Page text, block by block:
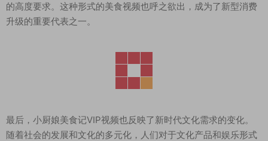
的高度要求。这种形式的美食视频也呼之欲出，成为了新型消费
升级的重要代表之一。
最后，小厨娘美食记VIP视频也反映了新时代文化需求的变化。
随着社会的发展和文化的多元化，人们对于文化产品和娱乐形式